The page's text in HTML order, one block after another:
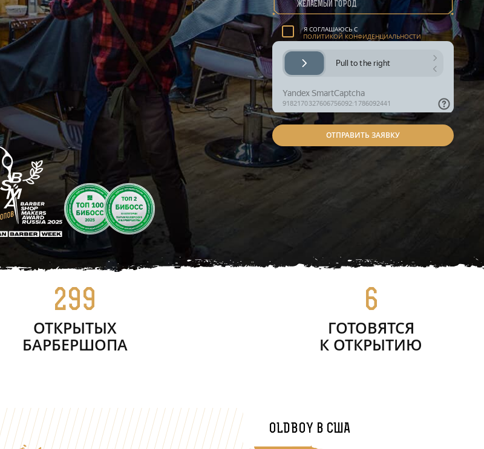
ПОЛИТИКА КОНФИДЕНЦИАЛЬНОСТИ
Я СОГЛАШАЮСЬ С
ПОЛИТИКОЙ КОНФИДЕНЦИАЛЬНОСТИ
299
ОТКРЫТЫХ
БАРБЕРШОПА
6
ГОТОВЯТСЯ
К ОТКРЫТИЮ
OLDBOY в США